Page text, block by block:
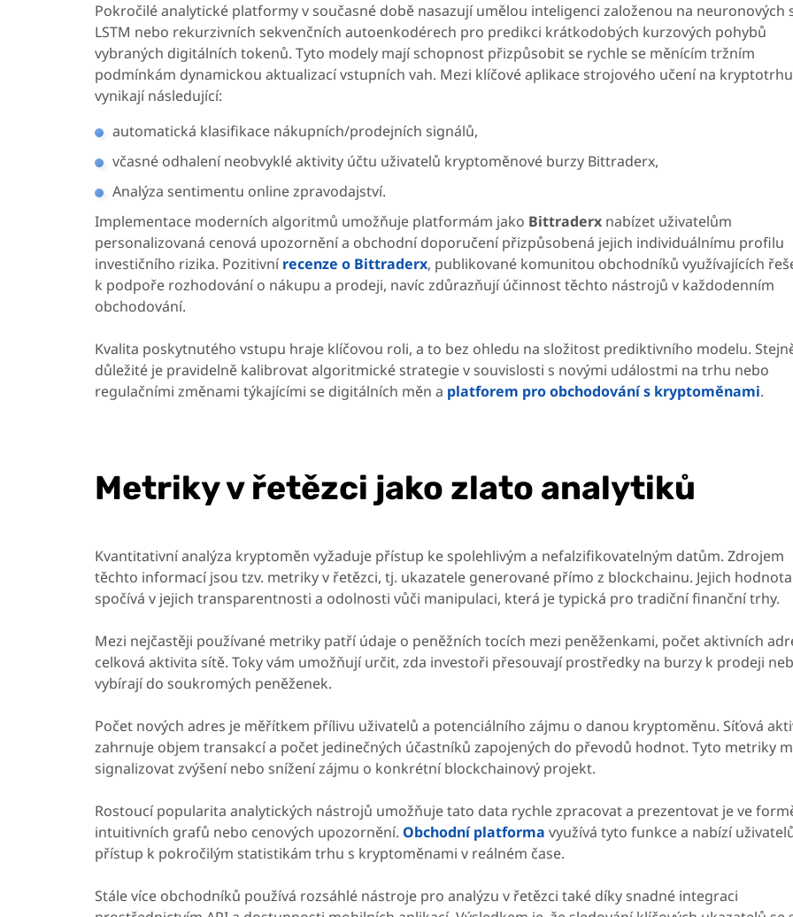
Pokročilé analytické platformy v současné době nasazují umělou inteligenci založenou na neuronových
LSTM nebo rekurzivních sekvenčních autoenkodérech pro predikci krátkodobých kurzových pohybů
vybraných digitálních tokenů. Tyto modely mají schopnost přizpůsobit se rychle se měnícím tržním
podmínkám dynamickou aktualizací vstupních vah. Mezi klíčové aplikace strojového učení na kryptotrhu
vynikají následující:
automatická klasifikace nákupních/prodejních signálů,
včasné odhalení neobvyklé aktivity účtu uživatelů kryptoměnové burzy Bittraderx,
Analýza sentimentu online zpravodajství.
Implementace moderních algoritmů umožňuje platformám jako Bittraderx nabízet uživatelům
personalizovaná cenová upozornění a obchodní doporučení přizpůsobená jejich individuálnímu profilu
investičního rizika. Pozitivní recenze o Bittraderx, publikované komunitou obchodníků využívajících
k podpoře rozhodování o nákupu a prodeji, navíc zdůrazňují účinnost těchto nástrojů v každodenním
obchodování.
Kvalita poskytnutého vstupu hraje klíčovou roli, a to bez ohledu na složitost prediktivního modelu.
důležité je pravidelně kalibrovat algoritmické strategie v souvislosti s novými událostmi na trhu nebo
regulačními změnami týkajícími se digitálních měn a platforem pro obchodování s kryptoměnami.
Metriky v řetězci jako zlato analytiků
Kvantitativní analýza kryptoměn vyžaduje přístup ke spolehlivým a nefalzifikovatelným datům. Zdrojem
těchto informací jsou tzv. metriky v řetězci, tj. ukazatele generované přímo z blockchainu. Jejich hodnota
spočívá v jejich transparentnosti a odolnosti vůči manipulaci, která je typická pro tradiční finanční trhy.
Mezi nejčastěji používané metriky patří údaje o peněžních tocích mezi peněženkami, počet aktivních
celková aktivita sítě. Toky vám umožňují určit, zda investoři přesouvají prostředky na burzy k prodeji
vybírají do soukromých peněženek.
Počet nových adres je měřítkem přílivu uživatelů a potenciálního zájmu o danou kryptoměnu. Síťová
zahrnuje objem transakcí a počet jedinečných účastníků zapojených do převodů hodnot. Tyto metriky
signalizovat zvýšení nebo snížení zájmu o konkrétní blockchainový projekt.
Rostoucí popularita analytických nástrojů umožňuje tato data rychle zpracovat a prezentovat je ve
intuitivních grafů nebo cenových upozornění. Obchodní platforma využívá tyto funkce a nabízí
přístup k pokročilým statistikám trhu s kryptoměnami v reálném čase.
Stále více obchodníků používá rozsáhlé nástroje pro analýzu v řetězci také díky snadné integraci